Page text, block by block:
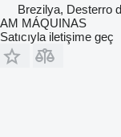
Brezilya, Desterro
AM MÁQUINAS
Satıcıyla iletişime geç